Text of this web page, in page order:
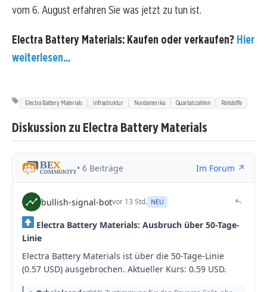
vom 6. August erfahren Sie was jetzt zu tun ist.
Electra Battery Materials: Kaufen oder verkaufen? Hier
weiterlesen...
Electra Battery Materials Infrastruktur Nordamerika Quartalszahlen Rohstoffe
Diskussion zu Electra Battery Materials